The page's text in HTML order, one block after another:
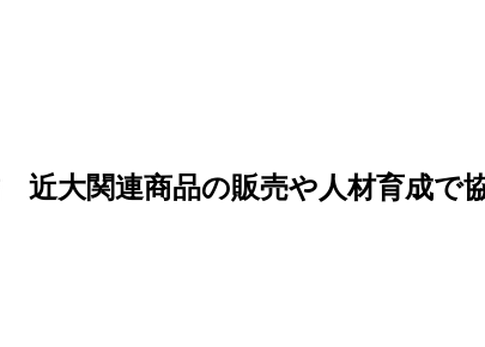
近大関連商品の販売や人材育成で